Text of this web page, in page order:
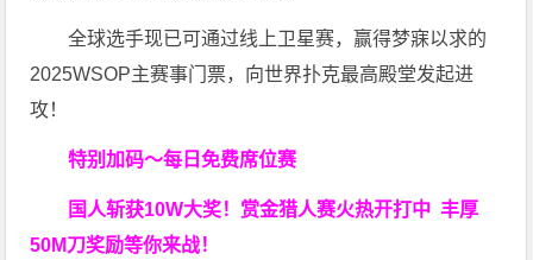
全球选手现已可通过线上卫星赛，赢得梦寐以求的
2025WSOP主赛事门票，向世界扑克最高殿堂发起进
攻！
特别加码～每日免费席位赛
国人斩获10W大奖！ 赏金猎人赛火热开打中 丰厚
50M刀奖励等你来战！